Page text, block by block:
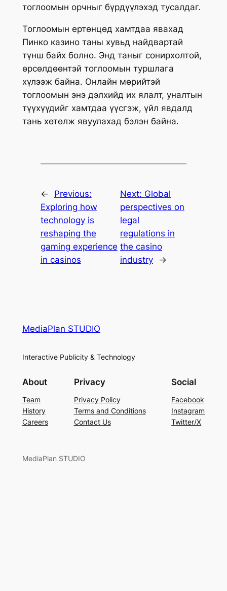
тоглоомын орчныг бүрдүүлэхэд тусалдаг.
Тоглоомын ертөнцөд хамтдаа явахад
Пинко казино таны хувьд найдвартай
түнш байх болно. Энд таныг сонирхолтой,
өрсөлдөөнтэй тоглоомын туршлага
хүлээж байна. Онлайн мөрийтэй
тоглоомын энэ дэлхийд их ялалт, уналтын
түүхүүдийг хамтдаа үүсгэж, үйл явдалд
тань хөтөлж явуулахад бэлэн байна.
←
Previous:
Exploring how
technology is
reshaping the
gaming experience
in casinos
Next: Global
perspectives on
legal
regulations in
the casino
industry
→
MediaPlan STUDIO
Interactive Publicity & Technology
About
Team
History
Careers
Privacy
Privacy Policy
Terms and Conditions
Contact Us
Social
Facebook
Instagram
Twitter/X
MediaPlan STUDIO